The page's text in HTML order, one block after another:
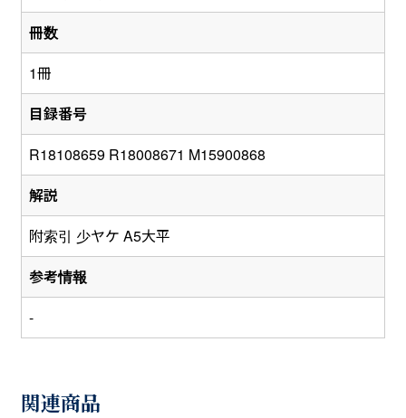
冊数
1冊
目録番号
R18108659 R18008671 M15900868
解説
附索引 少ヤケ A5大平
参考情報
-
関連商品